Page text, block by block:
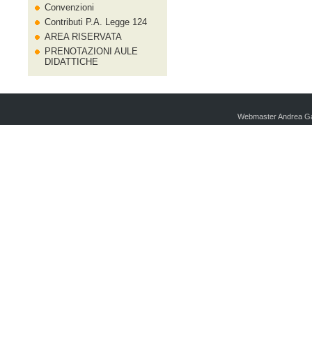
Convenzioni
Contributi P.A. Legge 124
AREA RISERVATA
PRENOTAZIONI AULE
DIDATTICHE
Webmaster Andrea